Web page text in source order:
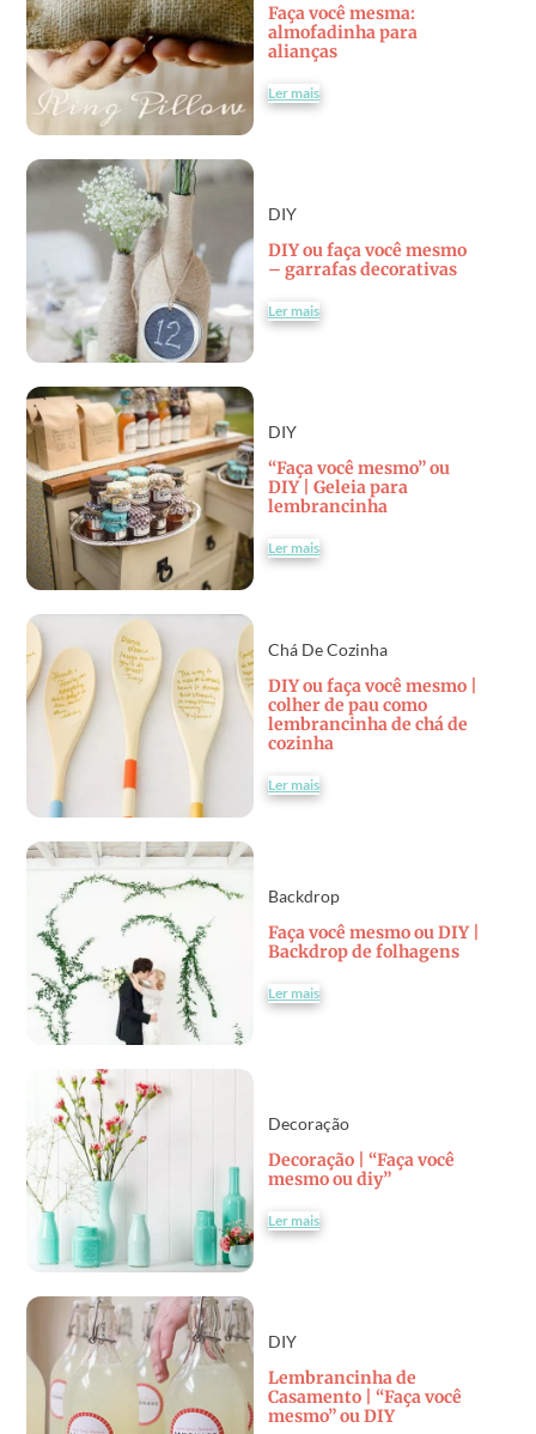
Faça você mesma:
almofadinha para
alianças
Ler mais
DIY
DIY ou faça você mesmo
– garrafas decorativas
Ler mais
DIY
“Faça você mesmo” ou
DIY | Geleia para
lembrancinha
Ler mais
Chá De Cozinha
DIY ou faça você mesmo |
colher de pau como
lembrancinha de chá de
cozinha
Ler mais
Backdrop
Faça você mesmo ou DIY |
Backdrop de folhagens
Ler mais
Decoração
Decoração | “Faça você
mesmo ou diy”
Ler mais
DIY
Lembrancinha de
Casamento | “Faça você
mesmo” ou DIY